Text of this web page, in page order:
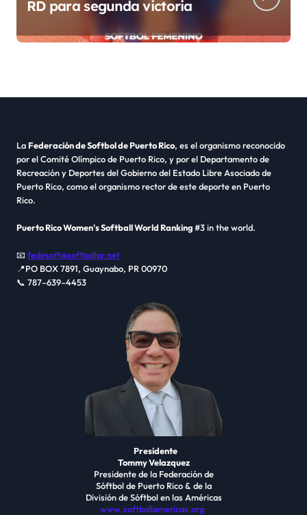
RD para segunda victoria
LaFederación de Softbol de Puerto Rico, es el organismo reconocido
por el Comité Olímpico de Puerto Rico, y por el Departamento de
Recreación y Deportes del Gobierno del Estado Libre Asociado de
Puerto Rico, como el organismo rector de este deporte en Puerto
Rico.
Puerto Rico Women's Softball World Ranking#3 in the world.
📧 fedesoft@softballpr.net
📍PO BOX 7891, Guaynabo, PR 00970
📞 787–639–4453
Presidente
Tommy Velazquez
Presidente de la Federación de
Sóftbol de Puerto Rico & de la
División de Sóftbol en las Américas
www.softballamericas.org